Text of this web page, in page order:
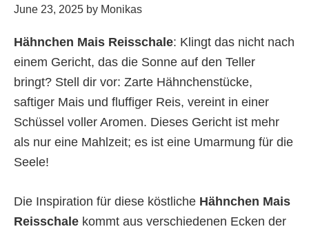
June 23, 2025 by Monikas
Hähnchen Mais Reisschale: Klingt das nicht nach
einem Gericht, das die Sonne auf den Teller
bringt? Stell dir vor: Zarte Hähnchenstücke,
saftiger Mais und fluffiger Reis, vereint in einer
Schüssel voller Aromen. Dieses Gericht ist mehr
als nur eine Mahlzeit; es ist eine Umarmung für die
Seele!
Die Inspiration für diese köstliche Hähnchen Mais
Reisschale kommt aus verschiedenen Ecken der